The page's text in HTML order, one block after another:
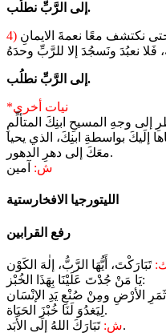
إلى الرَّبِّ نطلُب.
4)
إلى الرَّبِّ نطلُب.
*نيات أخرى
إلى وجهِ المسيحِ ابنِكَ المتألِّمِ
إلَيكَ بواسطةِ ابنِكَ، الذي يحيا
معَكَ إلى دهرِ الدهور.
ش: آمين
رفع القرابين
يَا مَنْ جُدْتَ عَلَيْنَا بِهَذَا الخُبْز:
لِيَغدُوَ لَنَا خُبْزَ الحَيَاة.
ش:تَبَارَكَ اللهُ إلَى الأَبَد.